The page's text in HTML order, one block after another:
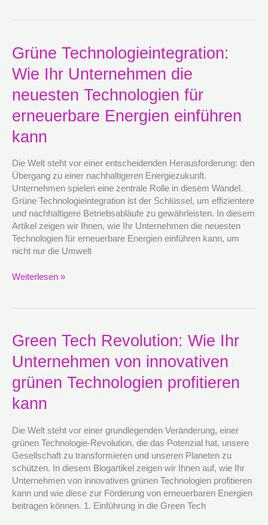
Grüne Technologieintegration:
Wie Ihr Unternehmen die
neuesten Technologien für
erneuerbare Energien einführen
kann
Die Welt steht vor einer entscheidenden Herausforderung: den
Übergang zu einer nachhaltigeren Energiezukunft.
Unternehmen spielen eine zentrale Rolle in diesem Wandel.
Grüne Technologieintegration ist der Schlüssel, um effizientere
und nachhaltigere Betriebsabläufe zu gewährleisten. In diesem
Artikel zeigen wir Ihnen, wie Ihr Unternehmen die neuesten
Technologien für erneuerbare Energien einführen kann, um
nicht nur die Umwelt
Grüne
Technologieintegration:
Wie
Unternehmen
die
neuesten
Technologien
erneuerbare
Energien
einführen
kann
Weiterlesen »
Green Tech Revolution: Wie Ihr
Unternehmen von innovativen
grünen Technologien profitieren
kann
Die Welt steht vor einer grundlegenden Veränderung, einer
grünen Technologie-Revolution, die das Potenzial hat, unsere
Gesellschaft zu transformieren und unseren Planeten zu
schützen. In diesem Blogartikel zeigen wir Ihnen auf, wie Ihr
Unternehmen von innovativen grünen Technologien profitieren
kann und wie diese zur Förderung von erneuerbaren Energien
beitragen können. 1. Einführung in die Green Tech
Green
Tech
Revolution:
Ihr
Unternehmen
von
grünen
Technologien
profitieren
kann